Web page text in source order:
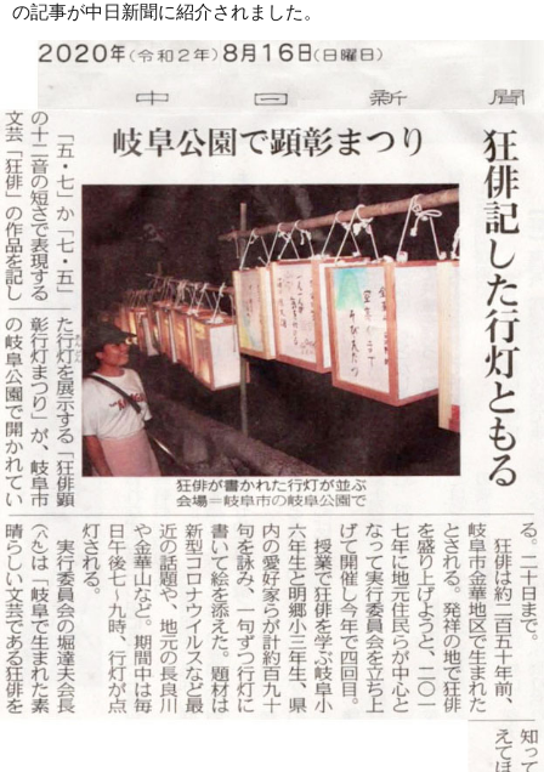
の記事が中日新聞に紹介されました。